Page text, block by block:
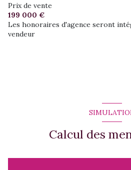
Prix de vente
199 000 €
Les honoraires d'agence seront
vendeur
Calcul des